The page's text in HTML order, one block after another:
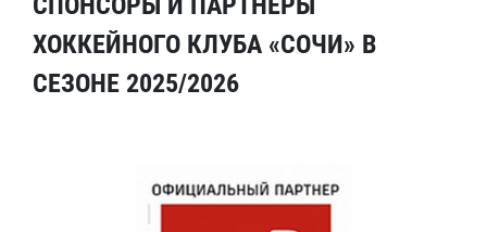
ХОККЕЙНОГО КЛУБА «СОЧИ» В
СЕЗОНЕ 2025/2026